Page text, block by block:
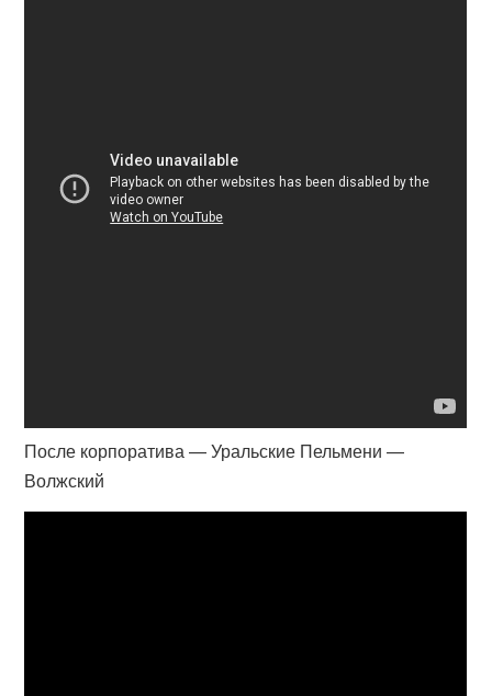
После корпоратива — Уральские Пельмени —
Волжский